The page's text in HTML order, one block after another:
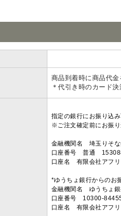
商品到着時に商品代
＊代引き時のカード
指定の銀行にお振り込
※ご注文確定前にお振
金融機関名 埼玉りそ
口座番号 普通
口座名 有限会社アフ
*ゆうちょ銀行からのお
金融機関名 ゆうちょ
口座番号 10300-
口座名 有限会社アフ